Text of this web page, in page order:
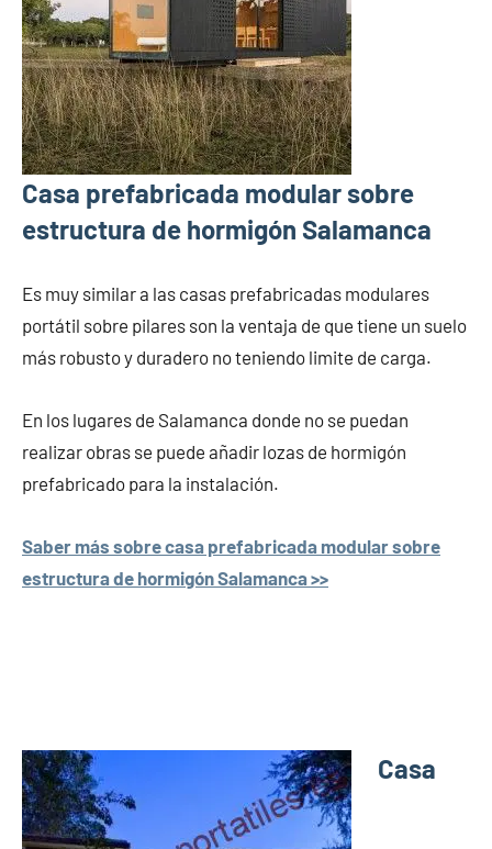
Casa prefabricada modular sobre
estructura de hormigón Salamanca
Es muy similar a las casas prefabricadas modulares
portátil sobre pilares son la ventaja de que tiene un suelo
más robusto y duradero no teniendo limite de carga.
En los lugares de Salamanca donde no se puedan
realizar obras se puede añadir lozas de hormigón
prefabricado para la instalación.
Saber más sobre casa prefabricada modular sobre
estructura de hormigón Salamanca >>
Casa